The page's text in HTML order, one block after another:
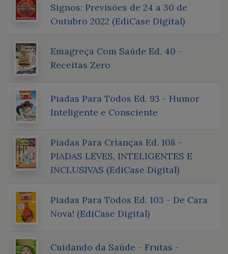
Signos: Previsões de 24 a 30 de
Outubro 2022 (EdiCase Digital)
Emagreça Com Saúde Ed. 40 -
Receitas Zero
Piadas Para Todos Ed. 93 - Humor
Inteligente e Consciente
Piadas Para Crianças Ed. 108 -
PIADAS LEVES, INTELIGENTES E
INCLUSIVAS (EdiCase Digital)
Piadas Para Todos Ed. 103 - De Cara
Nova! (EdiCase Digital)
Cuidando da Saúde - Frutas -